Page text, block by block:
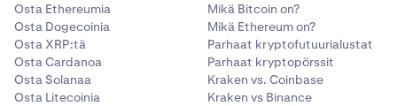
Osta Ethereumia
Osta Dogecoinia
Osta XRP:tä
Osta Cardanoa
Osta Solanaa
Osta Litecoinia
Mikä Bitcoin on?
Mikä Ethereum on?
Parhaat kryptofutuurialustat
Parhaat kryptopörssit
Kraken vs. Coinbase
Kraken vs Binance